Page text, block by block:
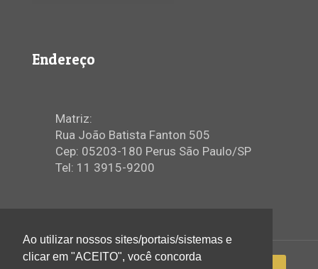
Endereço
Matriz:
Rua João Batista Fanton 505
Cep: 05203-180 Perus São Paulo/SP
Tel: 11 3915-9200
Ao utilizar nossos sites/portais/sistemas e
clicar em "ACEITO", você concorda